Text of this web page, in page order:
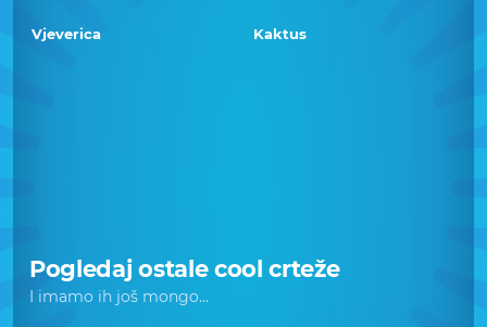
Vjeverica Kaktus
Pogledaj ostale cool crteže
I imamo ih još mongo...